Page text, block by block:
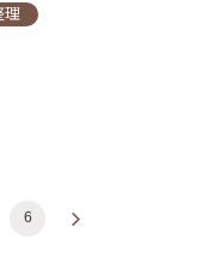
理
ョン
6 »